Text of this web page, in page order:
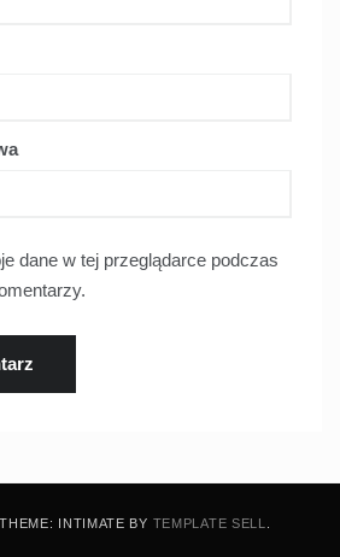
dane w tej przeglądarce podczas
INTIMATE BY TEMPLATE SELL